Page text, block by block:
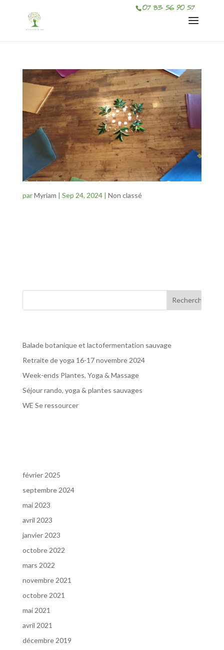
07 83 56 90 57
Retraite de yoga 16-17 novembre 2024
parMyriam | Sep 24, 2024| Non classé
Balade botanique et lactofermentation sauvage
Retraite de yoga 16-17 novembre 2024
Week-ends Plantes, Yoga & Massage
Séjour rando, yoga & plantes sauvages
WE Se ressourcer
février 2025
septembre 2024
mai 2023
avril 2023
janvier 2023
octobre 2022
mars 2022
novembre 2021
octobre 2021
mai 2021
avril 2021
décembre 2019